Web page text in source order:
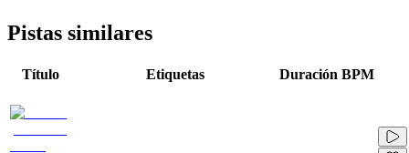
Pistas similares
Título Etiquetas Duración BPM